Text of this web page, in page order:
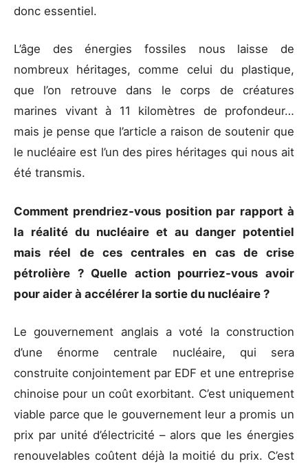
donc essentiel.
L’âge des énergies fossiles nous laisse de
nombreux héritages, comme celui du plastique,
que l’on retrouve dans le corps de créatures
marines vivant à 11 kilomètres de profondeur…
mais je pense que l’article a raison de soutenir que
le nucléaire est l’un des pires héritages qui nous ait
été transmis.
Comment prendriez-vous position par rapport à
la réalité du nucléaire et au danger potentiel
mais réel de ces centrales en cas de crise
pétrolière ? Quelle action pourriez-vous avoir
pour aider à accélérer la sortie du nucléaire ?
Le gouvernement anglais a voté la construction
d’une énorme centrale nucléaire, qui sera
construite conjointement par EDF et une entreprise
chinoise pour un coût exorbitant. C’est uniquement
viable parce que le gouvernement leur a promis un
prix par unité d’électricité – alors que les énergies
renouvelables coûtent déjà la moitié du prix. C’est